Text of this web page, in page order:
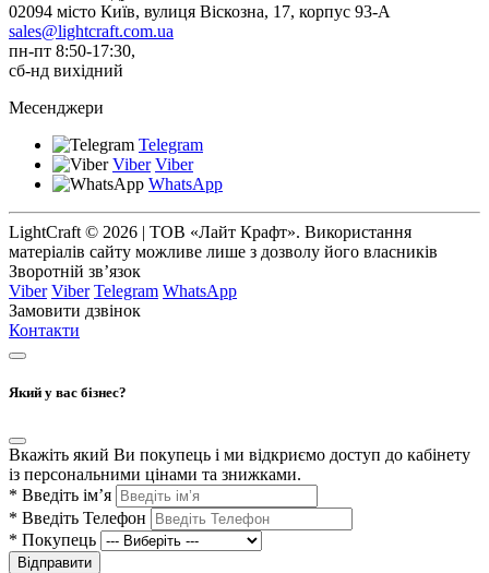
02094 місто Київ, вулиця Віскозна, 17, корпус 93-А
sales@lightcraft.com.ua
пн-пт 8:50-17:30,
сб-нд вихідний
Месенджери
Telegram
Viber Viber
WhatsApp
LightCraft © 2026 | ТОВ «Лайт Крафт». Використання
матеріалів сайту можливе лише з дозволу його власників
Зворотній зв’язок
Viber Viber Telegram WhatsApp
Замовити дзвінок
Контакти
Який у вас бізнес?
Вкажіть який Ви покупець і ми відкриємо доступ до кабінету
із персональними цінами та знижками.
* Введіть ім’я
* Введіть Телефон
* Покупець
Відправити